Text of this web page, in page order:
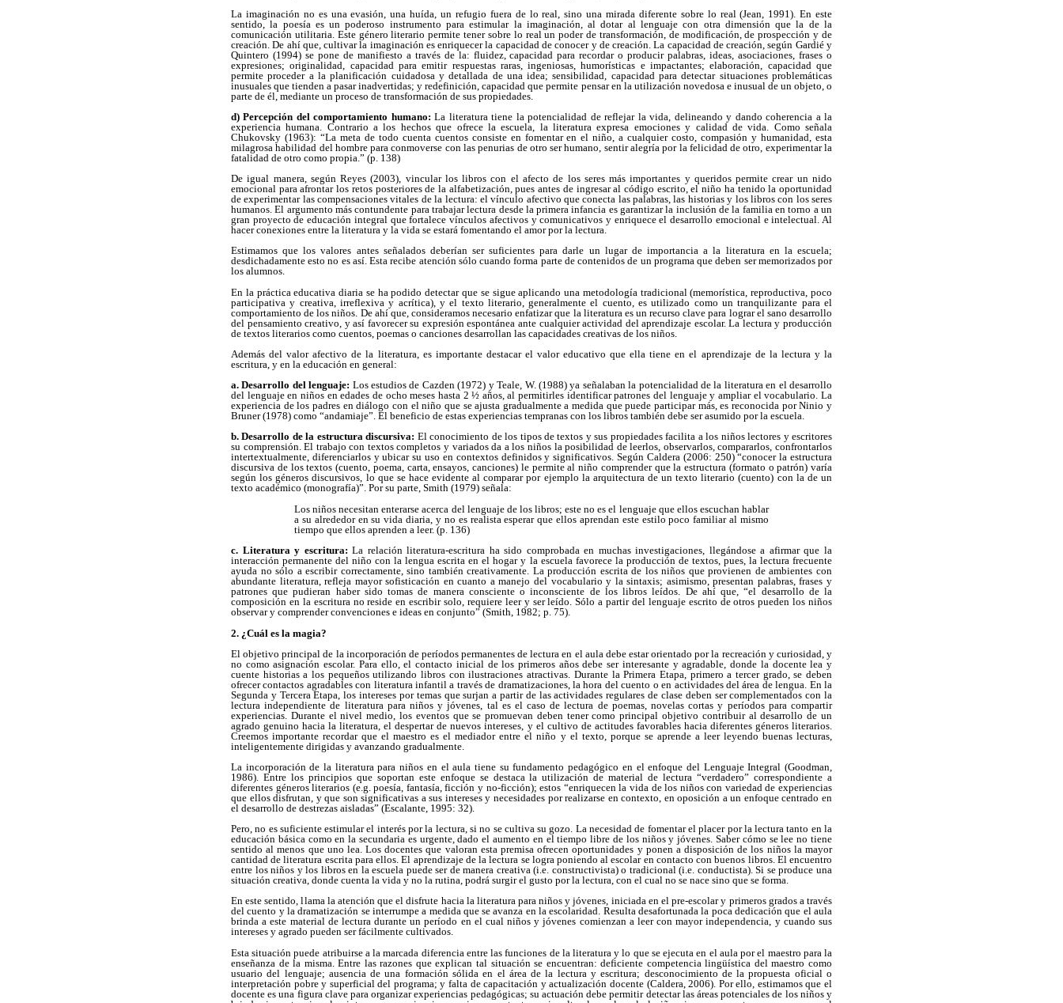
La imaginación no es una evasión, una huída, un refugio fuera de lo real, sino una mirada diferente sobre lo real (Jean, 1991). En este
sentido, la poesía es un poderoso instrumento para estimular la imaginación, al dotar al lenguaje con otra dimensión que la de la
comunicación utilitaria. Este género literario permite tener sobre lo real un poder de transformación, de modificación, de prospección y de
creación. De ahí que, cultivar la imaginación es enriquecer la capacidad de conocer y de creación. La capacidad de creación, según Gardié y
Quintero (1994) se pone de manifiesto a través de la: fluidez, capacidad para recordar o producir palabras, ideas, asociaciones, frases o
expresiones; originalidad, capacidad para emitir respuestas raras, ingeniosas, humorísticas e impactantes; elaboración, capacidad que
permite proceder a la planificación cuidadosa y detallada de una idea; sensibilidad, capacidad para detectar situaciones problemáticas
inusuales que tienden a pasar inadvertidas; y redefinición, capacidad que permite pensar en la utilización novedosa e inusual de un objeto, o
parte de él, mediante un proceso de transformación de sus propiedades.
d) Percepción del comportamiento humano:La literatura tiene la potencialidad de reflejar la vida, delineando y dando coherencia a la
experiencia humana. Contrario a los hechos que ofrece la escuela, la literatura expresa emociones y calidad de vida. Como señala
Chukovsky (1963): “La meta de todo cuenta cuentos consiste en fomentar en el niño, a cualquier costo, compasión y humanidad, esta
milagrosa habilidad del hombre para conmoverse con las penurias de otro ser humano, sentir alegría por la felicidad de otro, experimentar la
fatalidad de otro como propia.” (p. 138)
De igual manera, según Reyes (2003), vincular los libros con el afecto de los seres más importantes y queridos permite crear un nido
emocional para afrontar los retos posteriores de la alfabetización, pues antes de ingresar al código escrito, el niño ha tenido la oportunidad
de experimentar las compensaciones vitales de la lectura: el vínculo afectivo que conecta las palabras, las historias y los libros con los seres
humanos. El argumento más contundente para trabajar lectura desde la primera infancia es garantizar la inclusión de la familia en torno a un
gran proyecto de educación integral que fortalece vínculos afectivos y comunicativos y enriquece el desarrollo emocional e intelectual. Al
hacer conexiones entre la literatura y la vida se estará fomentando el amor por la lectura.
Estimamos que los valores antes señalados deberían ser suficientes para darle un lugar de importancia a la literatura en la escuela;
desdichadamente esto no es así. Esta recibe atención sólo cuando forma parte de contenidos de un programa que deben ser memorizados por
los alumnos.
En la práctica educativa diaria se ha podido detectar que se sigue aplicando una metodología tradicional (memorística, reproductiva, poco
participativa y creativa, irreflexiva y acrítica), y el texto literario, generalmente el cuento, es utilizado como un tranquilizante para el
comportamiento de los niños. De ahí que, consideramos necesario enfatizar que la literatura es un recurso clave para lograr el sano desarrollo
del pensamiento creativo, y así favorecer su expresión espontánea ante cualquier actividad del aprendizaje escolar. La lectura y producción
de textos literarios como cuentos, poemas o canciones desarrollan las capacidades creativas de los niños.
Además del valor afectivo de la literatura, es importante destacar el valor educativo que ella tiene en el aprendizaje de la lectura y la
escritura, y en la educación en general:
a. Desarrollo del lenguaje: Los estudios de Cazden (1972) y Teale, W. (1988) ya señalaban la potencialidad de la literatura en el desarrollo
del lenguaje en niños en edades de ocho meses hasta 2 ½ años, al permitirles identificar patrones del lenguaje y ampliar el vocabulario. La
experiencia de los padres en diálogo con el niño que se ajusta gradualmente a medida que puede participar más, es reconocida por Ninio y
Bruner (1978) como “andamiaje”. El beneficio de estas experiencias tempranas con los libros también debe ser asumido por la escuela.
b. Desarrollo de la estructura discursiva: El conocimiento de los tipos de textos y sus propiedades facilita a los niños lectores y escritores
su comprensión. El trabajo con textos completos y variados da a los niños la posibilidad de leerlos, observarlos, compararlos, confrontarlos
intertextualmente, diferenciarlos y ubicar su uso en contextos definidos y significativos. Según Caldera (2006: 250) “conocer la estructura
discursiva de los textos (cuento, poema, carta, ensayos, canciones) le permite al niño comprender que la estructura (formato o patrón) varía
según los géneros discursivos, lo que se hace evidente al comparar por ejemplo la arquitectura de un texto literario (cuento) con la de un
texto académico (monografía)”. Por su parte, Smith (1979) señala:
Los niños necesitan enterarse acerca del lenguaje de los libros; este no es el lenguaje que ellos escuchan hablar
a su alrededor en su vida diaria, y no es realista esperar que ellos aprendan este estilo poco familiar al mismo
tiempo que ellos aprenden a leer. (p. 136)
c. Literatura y escritura: La relación literatura-escritura ha sido comprobada en muchas investigaciones, llegándose a afirmar que la
interacción permanente del niño con la lengua escrita en el hogar y la escuela favorece la producción de textos, pues, la lectura frecuente
ayuda no sólo a escribir correctamente, sino también creativamente. La producción escrita de los niños que provienen de ambientes con
abundante literatura, refleja mayor sofisticación en cuanto a manejo del vocabulario y la sintaxis; asimismo, presentan palabras, frases y
patrones que pudieran haber sido tomas de manera consciente o inconsciente de los libros leídos. De ahí que, “el desarrollo de la
composición en la escritura no reside en escribir solo, requiere leer y ser leído. Sólo a partir del lenguaje escrito de otros pueden los niños
observar y comprender convenciones e ideas en conjunto” (Smith, 1982; p. 75).
2. ¿Cuál es la magia?
El objetivo principal de la incorporación de períodos permanentes de lectura en el aula debe estar orientado por la recreación y curiosidad, y
no como asignación escolar. Para ello, el contacto inicial de los primeros años debe ser interesante y agradable, donde la docente lea y
cuente historias a los pequeños utilizando libros con ilustraciones atractivas. Durante la Primera Etapa, primero a tercer grado, se deben
ofrecer contactos agradables con literatura infantil a través de dramatizaciones, la hora del cuento o en actividades del área de lengua. En la
Segunda y Tercera Etapa, los intereses por temas que surjan a partir de las actividades regulares de clase deben ser complementados con la
lectura independiente de literatura para niños y jóvenes, tal es el caso de lectura de poemas, novelas cortas y períodos para compartir
experiencias. Durante el nivel medio, los eventos que se promuevan deben tener como principal objetivo contribuir al desarrollo de un
agrado genuino hacia la literatura, el despertar de nuevos intereses, y el cultivo de actitudes favorables hacia diferentes géneros literarios.
Creemos importante recordar que el maestro es el mediador entre el niño y el texto, porque se aprende a leer leyendo buenas lecturas,
inteligentemente dirigidas y avanzando gradualmente.
La incorporación de la literatura para niños en el aula tiene su fundamento pedagógico en el enfoque del Lenguaje Integral (Goodman,
1986). Entre los principios que soportan este enfoque se destaca la utilización de material de lectura “verdadero” correspondiente a
diferentes géneros literarios (e.g. poesía, fantasía, ficción y no-ficción); estos “enriquecen la vida de los niños con variedad de experiencias
que ellos disfrutan, y que son significativas a sus intereses y necesidades por realizarse en contexto, en oposición a un enfoque centrado en
el desarrollo de destrezas aisladas” (Escalante, 1995: 32).
Pero, no es suficiente estimular el interés por la lectura, si no se cultiva su gozo. La necesidad de fomentar el placer por la lectura tanto en la
educación básica como en la secundaria es urgente, dado el aumento en el tiempo libre de los niños y jóvenes. Saber cómo se lee no tiene
sentido al menos que uno lea. Los docentes que valoran esta premisa ofrecen oportunidades y ponen a disposición de los niños la mayor
cantidad de literatura escrita para ellos. El aprendizaje de la lectura se logra poniendo al escolar en contacto con buenos libros. El encuentro
entre los niños y los libros en la escuela puede ser de manera creativa (i.e. constructivista) o tradicional (i.e. conductista). Si se produce una
situación creativa, donde cuenta la vida y no la rutina, podrá surgir el gusto por la lectura, con el cual no se nace sino que se forma.
En este sentido, llama la atención que el disfrute hacia la literatura para niños y jóvenes, iniciada en el pre-escolar y primeros grados a través
del cuento y la dramatización se interrumpe a medida que se avanza en la escolaridad. Resulta desafortunada la poca dedicación que el aula
brinda a este material de lectura durante un período en el cual niños y jóvenes comienzan a leer con mayor independencia, y cuando sus
intereses y agrado pueden ser fácilmente cultivados.
Esta situación puede atribuirse a la marcada diferencia entre las funciones de la literatura y lo que se ejecuta en el aula por el maestro para la
enseñanza de la misma. Entre las razones que explican tal situación se encuentran: deficiente competencia lingüística del maestro como
usuario del lenguaje; ausencia de una formación sólida en el área de la lectura y escritura; desconocimiento de la propuesta oficial o
interpretación pobre y superficial del programa; y falta de capacitación y actualización docente (Caldera, 2006). Por ello, estimamos que el
docente es una figura clave para organizar experiencias pedagógicas; su actuación debe permitir detectar las áreas potenciales de los niños y